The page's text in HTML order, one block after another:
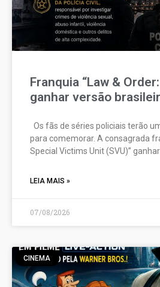
Franquia “Law &
ganhar versão
Os fãs de séries policiais terão
para comemorar. A consagrada
Special Victims Unit (SVU)”
LEIA MAIS »
07/08/2026
CINEMA